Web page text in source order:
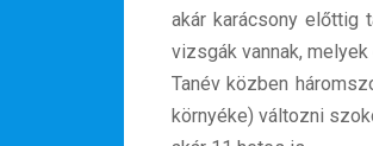
akár karácsony előttig
vizsgák vannak,
Tanév közben
környéke) változni